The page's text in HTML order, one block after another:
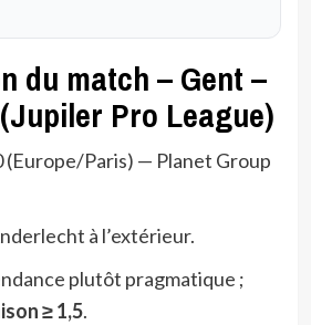
du match – Gent –
Pro League)
Paris) — Planet Group
à l’extérieur.
plutôt pragmatique ;
≥ 1,5.